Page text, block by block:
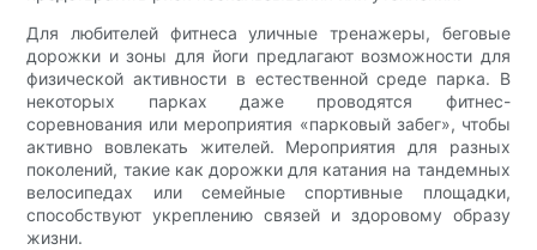
Для любителей фитнеса уличные тренажеры, беговые
дорожки и зоны для йоги предлагают возможности для
физической активности в естественной среде парка. В
некоторых парках даже проводятся фитнес-
соревнования или мероприятия «парковый забег», чтобы
активно вовлекать жителей. Мероприятия для разных
поколений, такие как дорожки для катания на тандемных
велосипедах или семейные спортивные площадки,
способствуют укреплению связей и здоровому образу
жизни.